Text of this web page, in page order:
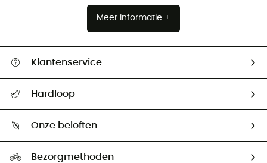
Meer informatie +
Klantenservice
Mijn zending volgen
Retourzendingen & Terugbetalingen
Hardloop
Ambassadeurs
Onze beloften
Bezorgmethoden